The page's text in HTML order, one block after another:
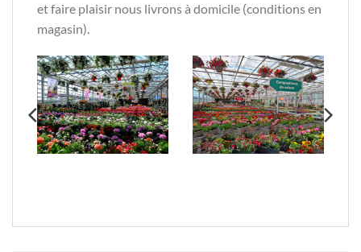
et faire plaisir nous livrons à domicile (conditions en
magasin).